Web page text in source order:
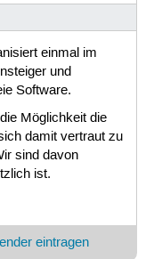
einmal im
und
Software.
Möglichkeit die
damit vertraut zu
sind davon
ist.
eintragen